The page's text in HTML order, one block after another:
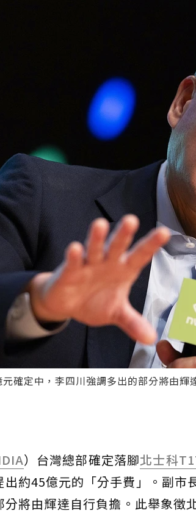
確定中，李四川強調多出的部分將由
）台灣總部確定落腳北士科
出約45億元的「分手費」。副市
分將由輝達自行負擔。此舉象徵